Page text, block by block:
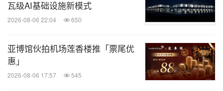
发展成为一家具领导地位之地产发展集团，业务遍及
资。此外亦持有两间上市附属公司，即恒基兆业发展
有限公司和美丽华酒店企业有限公司，以及三间上市
联营公司，即香港中华煤气有限公司（该公司持有一
瓦级AI基础设施新模式
2026-08-06 22:04 650
亚博馆伙拍机场莲香楼推「票尾优
惠」
2026-08-06 17:57 545